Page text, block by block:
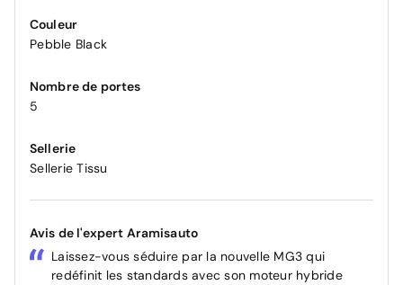
Couleur
Pebble Black
Nombre de portes
5
Sellerie
Sellerie Tissu
Avis de l'expert Aramisauto
Laissez-vous séduire par la nouvelle MG3 qui
redéfinit les standards avec son moteur hybride